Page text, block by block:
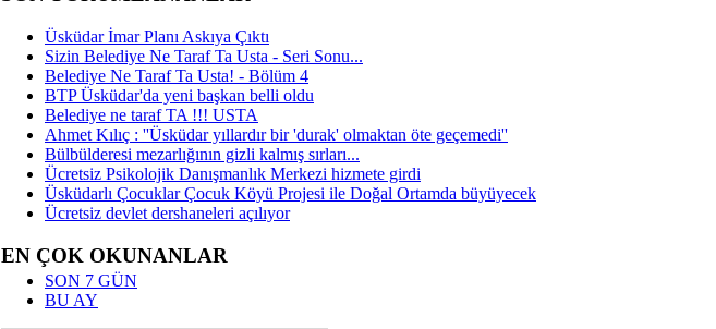
Üsküdar İmar Planı Askıya Çıktı
Sizin Belediye Ne Taraf Ta Usta - Seri Sonu...
Belediye Ne Taraf Ta Usta! - Bölüm 4
BTP Üsküdar'da yeni başkan belli oldu
Belediye ne taraf TA !!! USTA
Ahmet Kılıç : ''Üsküdar yıllardır bir 'durak' olmaktan öte geçemedi''
Bülbülderesi mezarlığının gizli kalmış sırları...
Ücretsiz Psikolojik Danışmanlık Merkezi hizmete girdi
Üsküdarlı Çocuklar Çocuk Köyü Projesi ile Doğal Ortamda büyüyecek
Ücretsiz devlet dershaneleri açılıyor
EN ÇOK OKUNANLAR
SON 7 GÜN
BU AY